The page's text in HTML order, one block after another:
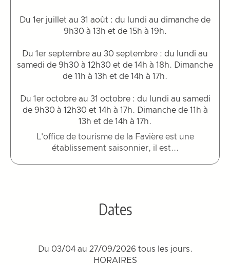
Du 1er juillet au 31 août : du lundi au dimanche de
9h30 à 13h et de 15h à 19h.
Du 1er septembre au 30 septembre : du lundi au
samedi de 9h30 à 12h30 et de 14h à 18h. Dimanche
de 11h à 13h et de 14h à 17h.
Du 1er octobre au 31 octobre : du lundi au samedi
de 9h30 à 12h30 et 14h à 17h. Dimanche de 11h à
13h et de 14h à 17h.
L'office de tourisme de la Favière est une
établissement saisonnier, il est...
Dates
Du 03/04 au 27/09/2026 tous les jours.
HORAIRES